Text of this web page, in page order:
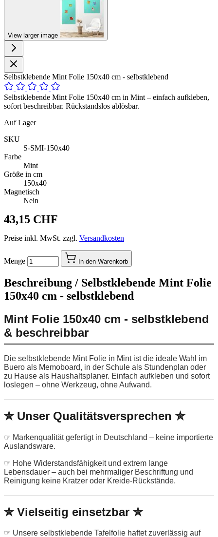
View larger image
Selbstklebende Mint Folie 150x40 cm - selbstklebend
Selbstklebende Mint Folie 150x40 cm in Mint – einfach aufkleben,
sofort beschreibbar. Rückstandslos ablösbar.
Auf Lager
SKU
S-SMI-150x40
Farbe
Mint
Größe in cm
150x40
Magnetisch
Nein
43,15 CHF
Preise inkl. MwSt. zzgl. Versandkosten
Menge In den Warenkorb
Beschreibung / Selbstklebende Mint Folie
150x40 cm - selbstklebend
Mint Folie 150x40 cm - selbstklebend
& beschreibbar
Die selbstklebende Mint Folie in Mint ist die ideale Wahl im
Buero als Memoboard, in der Schule als Stundenplan oder
zu Hause als Haushaltsplaner. Einfach aufkleben und sofort
loslegen – ohne Werkzeug, ohne Aufwand.
✮ Unser Qualitätsversprechen ✮
☞ Markenqualität gefertigt in Deutschland – keine importierte
Auslandsware.
☞ Hohe Widerstandsfähigkeit und extrem lange
Lebensdauer – auch bei mehrmaliger Beschriftung und
Reinigung keine Kratzer oder Kreide-Rückstände.
✮ Vielseitig einsetzbar ✮
☞ Unsere selbstklebende Tafelfolie haftet zuverlässig auf